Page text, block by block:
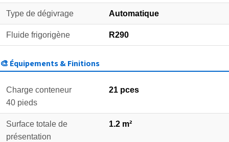
Type de dégivrage Automatique
Fluide frigorigène R290
🎨 Équipements & Finitions
Charge conteneur
40 pieds
21 pces
Surface totale de
présentation
1.2 m²